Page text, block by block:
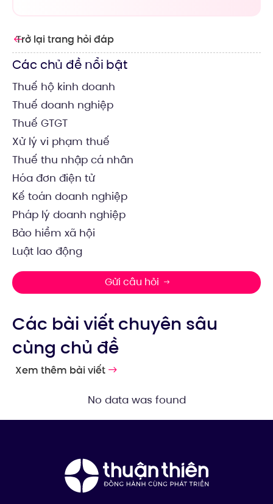
Trở lại trang hỏi đáp
Các chủ đề nổi bật
Thuế hộ kinh doanh
Thuế doanh nghiệp
Thuế GTGT
Xử lý vi phạm thuế
Thuế thu nhập cá nhân
Hóa đơn điện tử
Kế toán doanh nghiệp
Pháp lý doanh nghiệp
Bảo hiểm xã hội
Luật lao động
Gửi câu hỏi
Các bài viết chuyên sâu
cùng chủ đề
Xem thêm bài viết
No data was found